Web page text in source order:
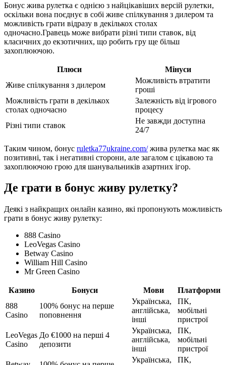
Бонус жива рулетка є однією з найцікавіших версій рулетки,
оскільки вона поєднує в собі живе спілкування з дилером та
можливість грати відразу в декількох столах
одночасно.Гравець може вибрати різні типи ставок, від
класичних до екзотичних, що робить гру ще більш
захоплюючою.
Плюси
Мінуси
Живе спілкування з дилером
Можливість втратити
гроші
Можливість грати в декількох
столах одночасно
Залежність від ігрового
процесу
Різні типи ставок
Не завжди доступна
24/7
Таким чином, бонус ruletka77ukraine.com/жива рулетка має як
позитивні, так і негативні сторони, але загалом є цікавою та
захоплюючою грою для шанувальників азартних ігор.
Де грати в бонус живу рулетку?
Деякі з найкращих онлайн казино, які пропонують можливість
грати в бонус живу рулетку:
888 Casino
LeoVegas Casino
Betway Casino
William Hill Casino
Mr Green Casino
Казино Бонуси Мови
Платформи
888
Casino
100% бонус на перше
поповнення
Українська,
англійська,
інші
ПК,
мобільні
пристрої
LeoVegas
Casino
До €1000 на перші 4
депозити
Українська,
англійська,
інші
ПК,
мобільні
пристрої
Українська,
ПК,